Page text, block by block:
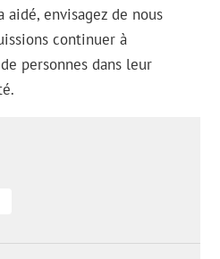
envisagez de nous
continuer à
personnes dans leur